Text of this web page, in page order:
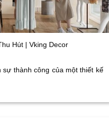
Hút | Vking Decor
thành công của một thiết kế